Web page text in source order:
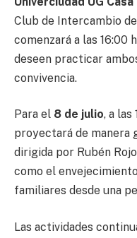
Club de Intercambio
comenzará a las 16:00
deseen practicar
convivencia.
Para el 8 de julio, a las
proyectará de manera
dirigida por Rubén
como el
familiares desde una
Las actividades